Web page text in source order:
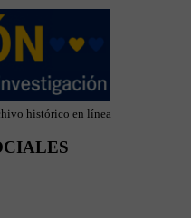
histórico en línea